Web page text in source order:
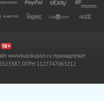
www.kupikupon.ru принадлежат
ОГРН 1127747063212